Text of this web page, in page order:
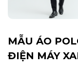
MẪU ÁO
ĐIỆN MÁY